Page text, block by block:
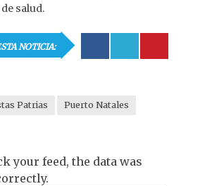
salud.
NOTICIA:
Patrias Puerto Natales
your feed, the data was